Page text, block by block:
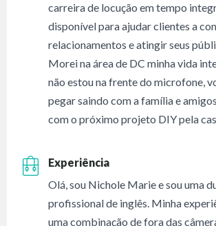
carreira de locução em tempo
disponível para ajudar clientes a
relacionamentos e atingir seus
Morei na área de DC minha vida
não estou na frente do microfone,
pegar saindo com a família e
com o próximo projeto DIY pela
Experiência
Olá, sou Nichole Marie e sou uma
profissional de inglês. Minha
uma combinação de fora das